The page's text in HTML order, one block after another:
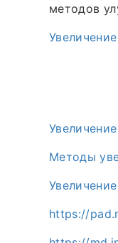
методов
Методы
https://